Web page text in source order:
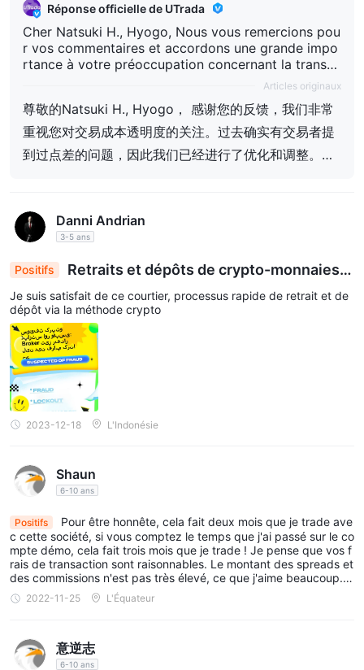
Réponse officielle de UTrada
Cher Natsuki H., Hyogo, Nous vous remercions pou
r vos commentaires et accordons une grande impo
rtance à votre préoccupation concernant la transp
arence des coûts de transaction. Par le passé, cert
ains traders ont effectivement mentionné des probl
èmes relatifs aux spreads, c'est pourquoi nous avo
ns procédé à des optimisations et ajustements. Act
uellement, nos spreads se sont considérablement a
méliorés et présentent une forte compétitivité dans
vous constaterez des coûts de transaction plus ava
ntageux. Nous espérons pouvoir vous offrir une me
illeure expérience de trading à l'avenir.
Articles originaux
尊敬的Natsuki H., Hyogo， 感谢您的反馈，我们非常
重视您对交易成本透明度的关注。过去确实有交易者提
到过点差的问题，因此我们已经进行了优化和调整。目
优势的交易成本。希望未来能为您带来更好的交易体
验。
Danni Andrian
3-5 ans
Positifs
Retraits et dépôts de crypto-monnaies S
wift : le courtier effectue des transactions rapide
s
Je suis satisfait de ce courtier, processus rapide de retrait et de
dépôt via la méthode crypto
2023-12-18 L'Indonésie
Shaun
6-10 ans
Positifs
Pour être honnête, cela fait deux mois que je trade ave
c cette société, si vous comptez le temps que j'ai passé sur le co
mpte démo, cela fait trois mois que je trade ! Je pense que vos f
rais de transaction sont raisonnables. Le montant des spreads et
des commissions n'est pas très élevé, ce que j'aime beaucoup. E
n ce qui concerne l'effet de levier, l'effet de levier maximum est
de 1:100, mais je pense que pour la plupart des gens, apprendre
2022-11-25 L'Équateur
意逆志
6-10 ans